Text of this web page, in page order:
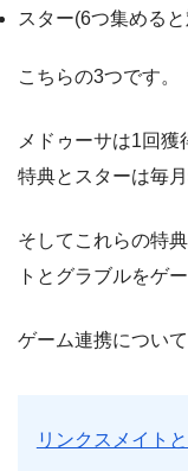
スター(6つ集める
こちらの3つです。
メドゥーサは1回
特典とスターは毎
そしてこれらの特
トとグラブルをゲ
ゲーム連携につい
リンクスメイト